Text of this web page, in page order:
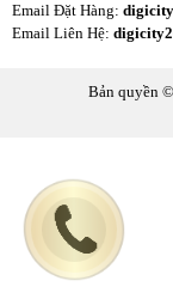
Email Đặt Hàng:
Email Liên Hệ:
Bản quyền